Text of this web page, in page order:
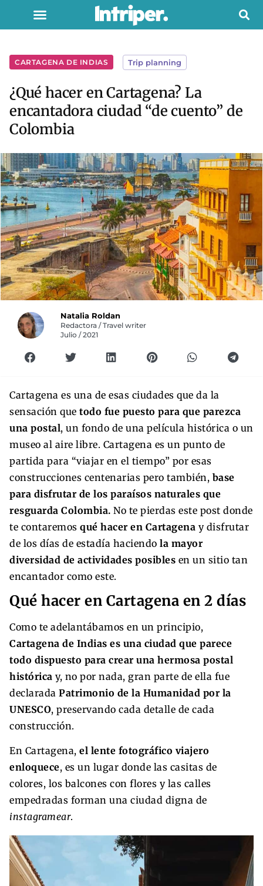
CARTAGENA DE INDIAS Trip planning
¿Qué hacer en Cartagena? La
encantadora ciudad “de cuento” de
Colombia
Natalia Roldan
Redactora / Travel writer
Julio / 2021
Cartagena es una de esas ciudades que da la
sensación que todo fue puesto para que parezca
una postal, un fondo de una película histórica o un
museo al aire libre. Cartagena es un punto de
partida para “viajar en el tiempo” por esas
construcciones centenarias pero también, base
para disfrutar de los paraísos naturales que
resguarda Colombia. No te pierdas este post donde
te contaremos qué hacer en Cartagena y disfrutar
de los días de estadía haciendo la mayor
diversidad de actividades posibles en un sitio tan
encantador como este.
Qué hacer en Cartagena en 2 días
Como te adelantábamos en un principio,
Cartagena de Indias es una ciudad que parece
todo dispuesto para crear una hermosa postal
histórica y, no por nada, gran parte de ella fue
declarada Patrimonio de la Humanidad por la
UNESCO, preservando cada detalle de cada
construcción.
En Cartagena, el lente fotográfico viajero
enloquece, es un lugar donde las casitas de
colores, los balcones con flores y las calles
empedradas forman una ciudad digna de
instagramear.